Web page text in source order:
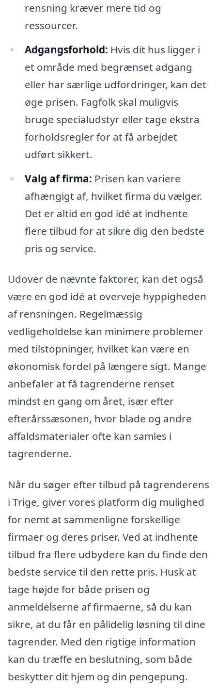
rensning kræver mere tid og
ressourcer.
Adgangsforhold: Hvis dit hus ligger i
et område med begrænset adgang
eller har særlige udfordringer, kan det
øge prisen. Fagfolk skal muligvis
bruge specialudstyr eller tage ekstra
forholdsregler for at få arbejdet
udført sikkert.
Valg af firma: Prisen kan variere
afhængigt af, hvilket firma du vælger.
Det er altid en god idé at indhente
flere tilbud for at sikre dig den bedste
pris og service.
Udover de nævnte faktorer, kan det også
være en god idé at overveje hyppigheden
af rensningen. Regelmæssig
vedligeholdelse kan minimere problemer
med tilstopninger, hvilket kan være en
økonomisk fordel på længere sigt. Mange
anbefaler at få tagrenderne renset
mindst en gang om året, især efter
efterårssæsonen, hvor blade og andre
affaldsmaterialer ofte kan samles i
tagrenderne.
Når du søger efter tilbud på tagrenderens
i Trige, giver vores platform dig mulighed
for nemt at sammenligne forskellige
firmaer og deres priser. Ved at indhente
tilbud fra flere udbydere kan du finde den
bedste service til den rette pris. Husk at
tage højde for både prisen og
anmeldelserne af firmaerne, så du kan
sikre, at du får en pålidelig løsning til dine
tagrender. Med den rigtige information
kan du træffe en beslutning, som både
beskytter dit hjem og din pengepung.